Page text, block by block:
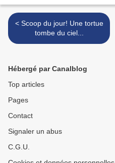
< Scoop du jour! Une tortue
tombe du ciel...
Hébergé par Canalblog
Top articles
Pages
Contact
Signaler un abus
C.G.U.